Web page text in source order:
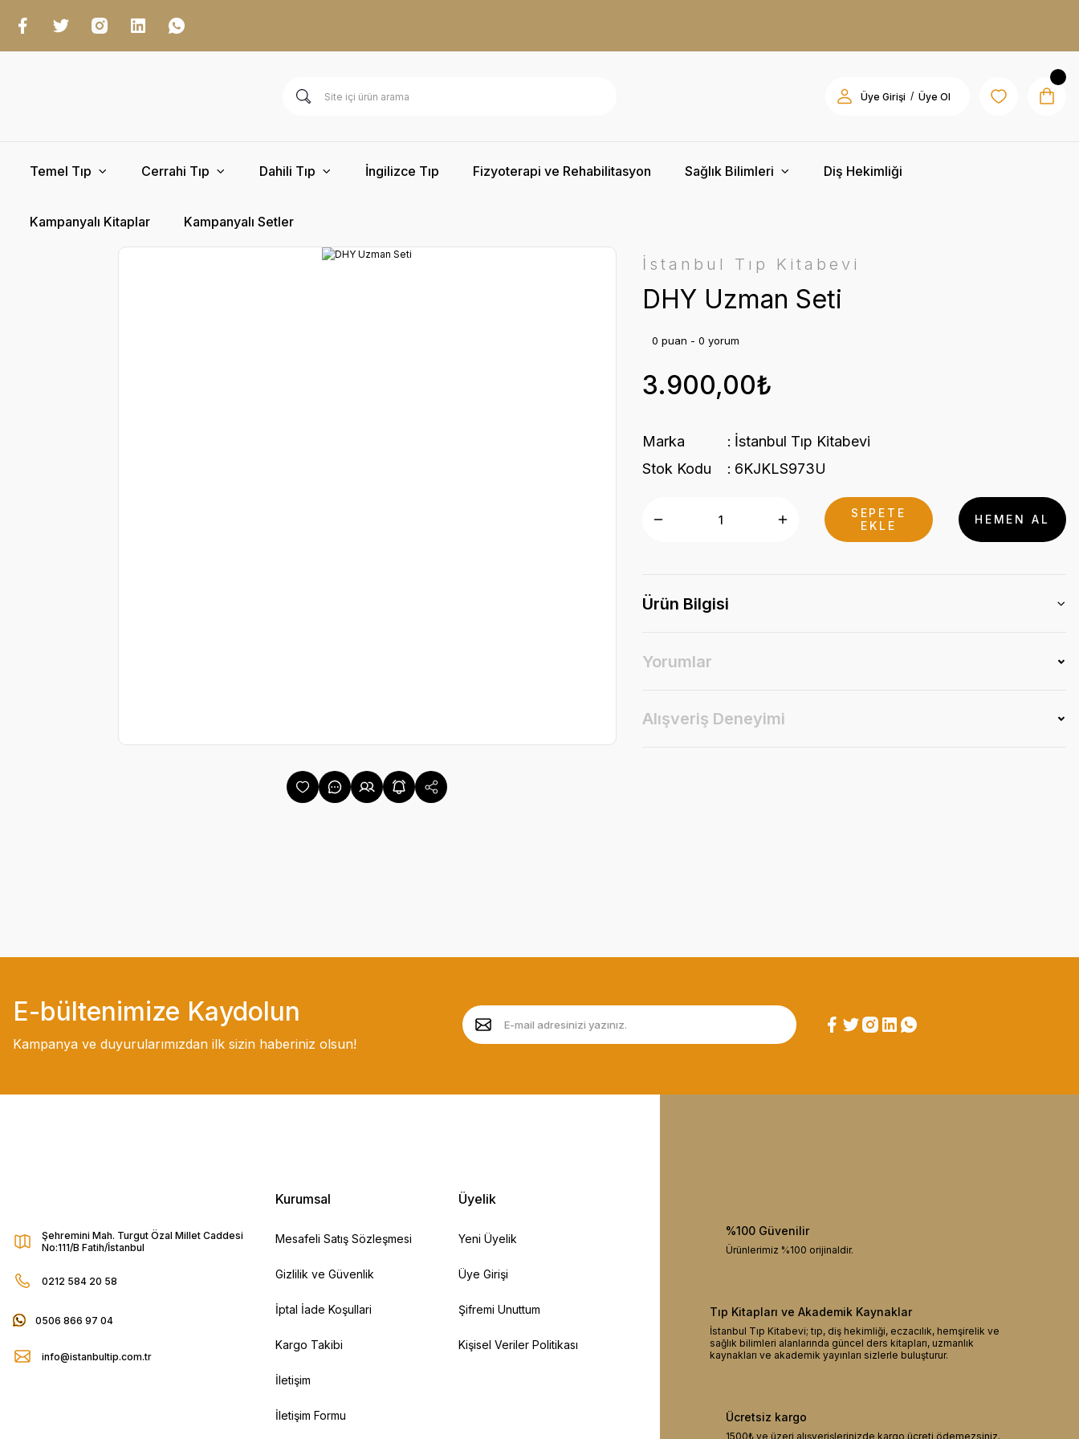
Üye Girişi / Üye Ol
Temel Tıp Cerrahi Tıp Dahili Tıp İngilizce Tıp Fizyoterapi ve Rehabilitasyon Sağlık Bilimleri Diş Hekimliği
Kampanyalı Kitaplar Kampanyalı Setler
İstanbul Tıp Kitabevi
DHY Uzman Seti
0 puan - 0 yorum
3.900,00₺
Marka
İstanbul Tıp Kitabevi
Stok Kodu
6KJKLS973U
SEPETE
EKLE
HEMEN AL
Ürün Bilgisi
Yorumlar
Alışveriş Deneyimi
E-bültenimize Kaydolun
Kampanya ve duyurularımızdan ilk sizin haberiniz olsun!
Şehremini Mah. Turgut Özal Millet Caddesi
No:111/B Fatih/İstanbul
0212 584 20 58
0506 866 97 04
info@istanbultip.com.tr
Kurumsal
Mesafeli Satış Sözleşmesi
Gizlilik ve Güvenlik
İptal İade Koşullari
Kargo Takibi
İletişim
İletişim Formu
Üyelik
Yeni Üyelik
Üye Girişi
Şifremi Unuttum
Kişisel Veriler Politikası
%100 Güvenilir
Ürünlerimiz %100 orijinaldir.
Tıp Kitapları ve Akademik Kaynaklar
İstanbul Tıp Kitabevi; tıp, diş hekimliği, eczacılık, hemşirelik ve
sağlık bilimleri alanlarında güncel ders kitapları, uzmanlık
kaynakları ve akademik yayınları sizlerle buluşturur.
Ücretsiz kargo
1500₺ ve üzeri alışverişlerinizde kargo ücreti ödemezsiniz.